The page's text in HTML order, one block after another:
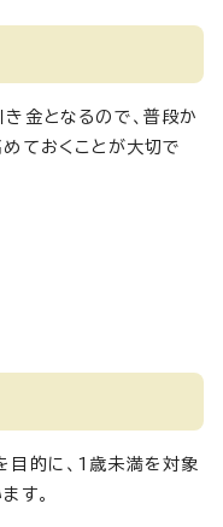
金となるので、普段か
ておくことが大切で
目的に、1歳未満を対象
す。